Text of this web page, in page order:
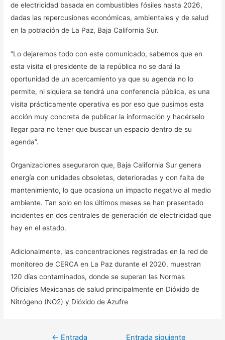
de electricidad basada en combustibles fósiles hasta 2026,
dadas las repercusiones económicas, ambientales y de salud
en la población de La Paz, Baja California Sur.
“Lo dejaremos todo con este comunicado, sabemos que en
esta visita el presidente de la república no se dará la
oportunidad de un acercamiento ya que su agenda no lo
permite, ni siquiera se tendrá una conferencia pública, es una
visita prácticamente operativa es por eso que pusimos esta
acción muy concreta de publicar la información y hacérselo
llegar para no tener que buscar un espacio dentro de su
agenda”.
Organizaciones aseguraron que, Baja California Sur genera
energía con unidades obsoletas, deterioradas y con falta de
mantenimiento, lo que ocasiona un impacto negativo al medio
ambiente. Tan solo en los últimos meses se han presentado
incidentes en dos centrales de generación de electricidad que
hay en el estado.
Adicionalmente, las concentraciones registradas en la red de
monitoreo de CERCA en La Paz durante el 2020, muestran
120 días contaminados, donde se superan las Normas
Oficiales Mexicanas de salud principalmente en Dióxido de
Nitrógeno (NO2) y Dióxido de Azufre
Navegación
← Entrada
Entrada siguiente